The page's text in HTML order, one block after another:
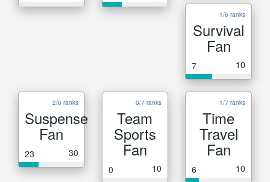
1/6 ranks
Survival
Fan
7 10
2/6 ranks
Suspense
Fan
23 30
0/7 ranks
Team
Sports
Fan
0 10
1/7 ranks
Time
Travel
Fan
6 10